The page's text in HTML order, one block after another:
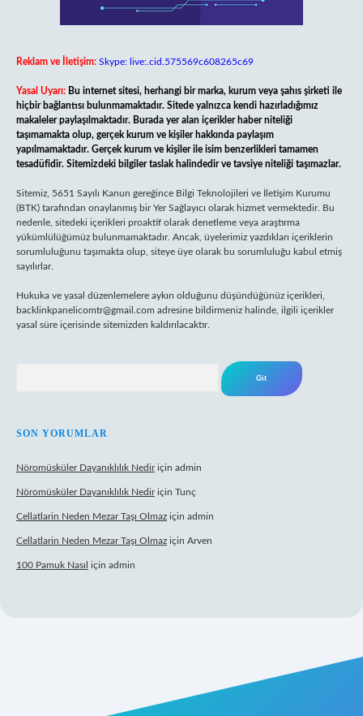
Reklam ve İletişim: Skype: live:.cid.575569c608265c69
Yasal Uyarı: Bu internet sitesi, herhangi bir marka, kurum veya şahıs şirketi ile
hiçbir bağlantısı bulunmamaktadır. Sitede yalnızca kendi hazırladığımız
makaleler paylaşılmaktadır. Burada yer alan içerikler haber niteliği
taşımamakta olup, gerçek kurum ve kişiler hakkında paylaşım
yapılmamaktadır. Gerçek kurum ve kişiler ile isim benzerlikleri tamamen
tesadüfidir. Sitemizdeki bilgiler taslak halindedir ve tavsiye niteliği taşımazlar.
Sitemiz, 5651 Sayılı Kanun gereğince Bilgi Teknolojileri ve İletişim Kurumu
(BTK) tarafından onaylanmış bir Yer Sağlayıcı olarak hizmet vermektedir. Bu
nedenle, sitedeki içerikleri proaktif olarak denetleme veya araştırma
yükümlülüğümüz bulunmamaktadır. Ancak, üyelerimiz yazdıkları içeriklerin
sorumluluğunu taşımakta olup, siteye üye olarak bu sorumluluğu kabul etmiş
sayılırlar.
Hukuka ve yasal düzenlemelere aykırı olduğunu düşündüğünüz içerikleri,
backlinkpanelicomtr@gmail.com adresine bildirmeniz halinde, ilgili içerikler
yasal süre içerisinde sitemizden kaldırılacaktır.
SON YORUMLAR
Nöromüsküler Dayanıklılık Nediriçin admin
Nöromüsküler Dayanıklılık Nediriçin Tunç
Cellatlarin Neden Mezar Taşı Olmaz için admin
Cellatlarin Neden Mezar Taşı Olmaz için Arven
100 Pamuk Nasıl için admin